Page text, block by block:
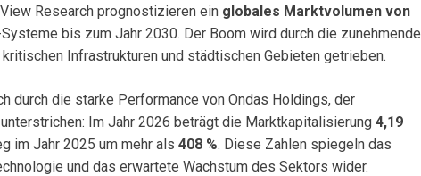
Research prognostizieren ein globales Marktvolumen von
bis zum Jahr 2030. Der Boom wird durch die zunehmende
Infrastrukturen und städtischen Gebieten getrieben.
durch die starke Performance von Ondas Holdings, der
Im Jahr 2026 beträgt die Marktkapitalisierung 4,19
im Jahr 2025 um mehr als 408 %. Diese Zahlen spiegeln das
und das erwartete Wachstum des Sektors wider.